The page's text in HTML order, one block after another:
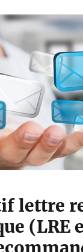
lettre
(LRE